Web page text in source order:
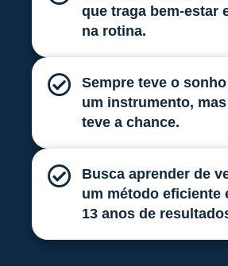
que traga bem-estar
na rotina.
Sempre teve o
um instrumento,
teve a chance.
Busca aprender de
um método eficiente
13 anos de